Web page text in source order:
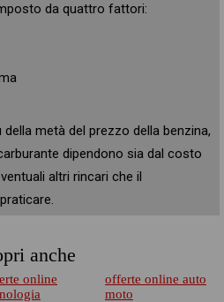
da quattro fattori:
metà del prezzo della benzina,
dipendono sia dal costo
altri rincari che il
anche
online
offerte online auto
moto